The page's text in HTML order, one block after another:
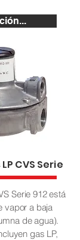
CVS Serie
Serie 912 está
vapor a baja
de agua).
gas LP,